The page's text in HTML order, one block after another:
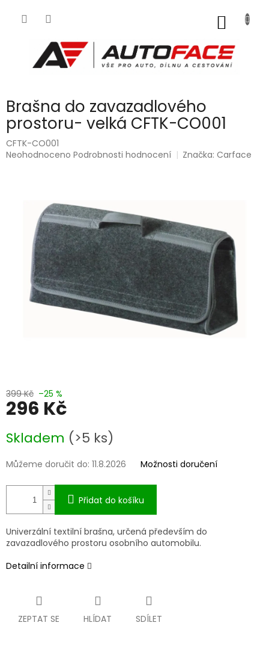
Brašna do zavazadlového
prostoru- velká CFTK-CO001
CFTK-CO001
Průměrné
hvězdiček.
Neohodnoceno Podrobnosti hodnocení Značka:Carface
399 Kč –25 %
296 Kč
cena:
Skladem (>5 ks)
Můžeme doručit do: 11.8.2026 Možnosti doručení
Přidat do košíku
Univerzální textilní brašna, určená především do
zavazadlového prostoru osobního automobilu.
Detailní informace
ZEPTAT SE HLÍDAT SDÍLET